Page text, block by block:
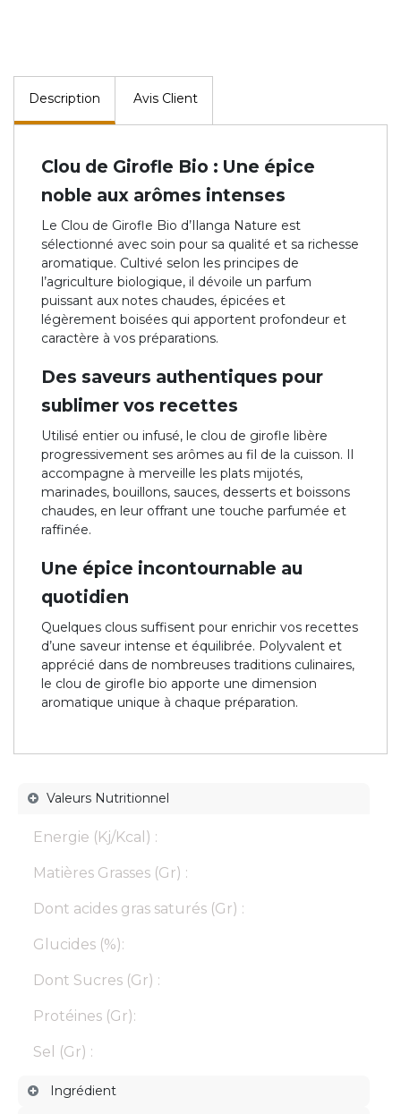
Description Avis Client
Clou de Girofle Bio : Une épice
noble aux arômes intenses
Le Clou de Girofle Bio d’Ilanga Nature est
sélectionné avec soin pour sa qualité et sa richesse
aromatique. Cultivé selon les principes de
l’agriculture biologique, il dévoile un parfum
puissant aux notes chaudes, épicées et
légèrement boisées qui apportent profondeur et
caractère à vos préparations.
Des saveurs authentiques pour
sublimer vos recettes
Utilisé entier ou infusé, le clou de girofle libère
progressivement ses arômes au fil de la cuisson. Il
accompagne à merveille les plats mijotés,
marinades, bouillons, sauces, desserts et boissons
chaudes, en leur offrant une touche parfumée et
raffinée.
Une épice incontournable au
quotidien
Quelques clous suffisent pour enrichir vos recettes
d’une saveur intense et équilibrée. Polyvalent et
apprécié dans de nombreuses traditions culinaires,
le clou de girofle bio apporte une dimension
aromatique unique à chaque préparation.
Valeurs Nutritionnel
Energie (Kj/Kcal) :
Matières Grasses (Gr) :
Dont acides gras saturés (Gr) :
Glucides (%):
Dont Sucres (Gr) :
Protéines (Gr):
Sel (Gr) :
Ingrédient